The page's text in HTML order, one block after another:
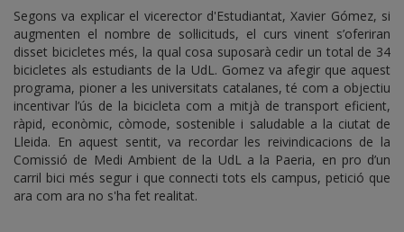
Segons va explicar el vicerector d'Estudiantat, Xavier Gómez, si
augmenten el nombre de sol·licituds, el curs vinent s’oferiran
disset bicicletes més, la qual cosa suposarà cedir un total de 34
bicicletes als estudiants de la UdL. Gomez va afegir que aquest
programa, pioner a les universitats catalanes, té com a objectiu
incentivar l’ús de la bicicleta com a mitjà de transport eficient,
ràpid, econòmic, còmode, sostenible i saludable a la ciutat de
Lleida. En aquest sentit, va recordar les reivindicacions de la
Comissió de Medi Ambient de la UdL a la Paeria, en pro d’un
carril bici més segur i que connecti tots els campus, petició que
ara com ara no s'ha fet realitat.